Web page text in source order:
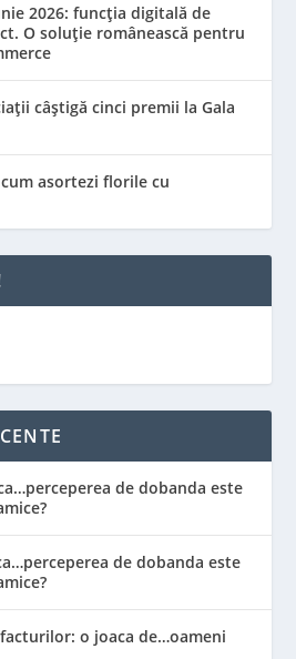
2026: funcția digitală de
O soluție românească pentru
câștigă cinci premii la Gala
asortezi florile cu
de dobanda este
de dobanda este
o joaca de…oameni